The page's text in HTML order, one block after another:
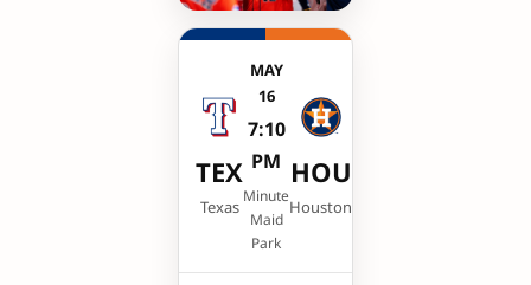
TEX
Texas
MAY
16
7:10
PM
Minute
Maid
Park
HOU
Houston